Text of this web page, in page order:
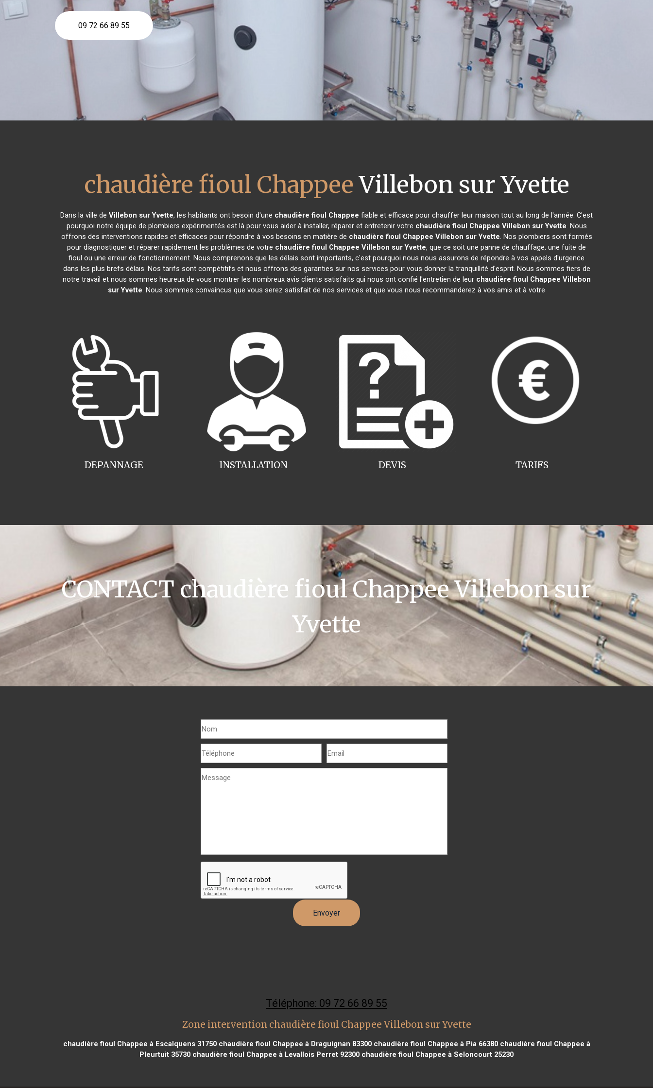
09 72 66 89 55
chaudière fioul Chappee Villebon sur Yvette
Dans la ville de Villebon sur Yvette, les habitants ont besoin d'une chaudière fioul Chappee fiable et efficace pour chauffer leur maison tout au long de l'année. C'est
pourquoi notre équipe de plombiers expérimentés est là pour vous aider à installer, réparer et entretenir votre chaudière fioul Chappee Villebon sur Yvette. Nous
offrons des interventions rapides et efficaces pour répondre à vos besoins en matière de chaudière fioul Chappee Villebon sur Yvette. Nos plombiers sont formés
pour diagnostiquer et réparer rapidement les problèmes de votre chaudière fioul Chappee Villebon sur Yvette, que ce soit une panne de chauffage, une fuite de
fioul ou une erreur de fonctionnement. Nous comprenons que les délais sont importants, c'est pourquoi nous nous assurons de répondre à vos appels d'urgence
dans les plus brefs délais. Nos tarifs sont compétitifs et nous offrons des garanties sur nos services pour vous donner la tranquillité d'esprit. Nous sommes fiers de
notre travail et nous sommes heureux de vous montrer les nombreux avis clients satisfaits qui nous ont confié l'entretien de leur chaudière fioul Chappee Villebon
sur Yvette. Nous sommes convaincus que vous serez satisfait de nos services et que vous nous recommanderez à vos amis et à votre
INSTALLATION
DEPANNAGE TARIFS
DEVIS
CONTACT chaudière fioul Chappee Villebon sur
Yvette
Téléphone: 09 72 66 89 55
Zone intervention chaudière fioul Chappee Villebon sur Yvette
chaudière fioul Chappee à Escalquens 31750chaudière fioul Chappee à Draguignan 83300chaudière fioul Chappee à Pia 66380chaudière fioul Chappee à
Pleurtuit 35730 chaudière fioul Chappee à Levallois Perret 92300 chaudière fioul Chappee à Seloncourt 25230